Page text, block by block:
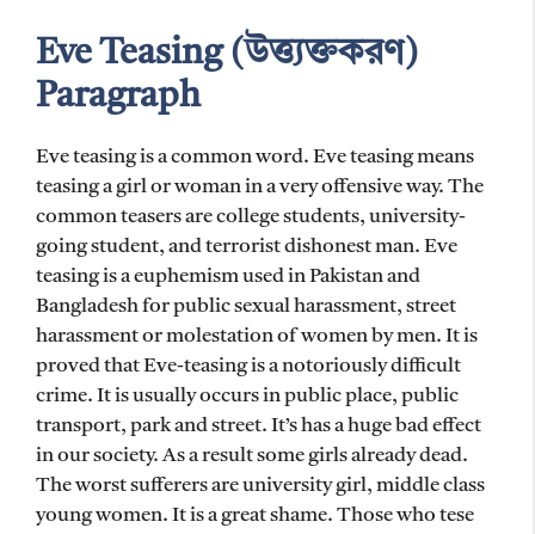
Eve Teasing (উত্ত্যক্তকরণ)
Paragraph
Eve teasing is a common word. Eve teasing means
teasing a girl or woman in a very offensive way. The
common teasers are college students, university-
going student, and terrorist dishonest man. Eve
teasing is a euphemism used in Pakistan and
Bangladesh for public sexual harassment, street
harassment or molestation of women by men. It is
proved that Eve-teasing is a notoriously difficult
crime. It is usually occurs in public place, public
transport, park and street. It’s has a huge bad effect
in our society. As a result some girls already dead.
The worst sufferers are university girl, middle class
young women. It is a great shame. Those who tese